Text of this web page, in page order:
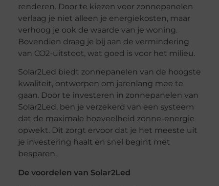
renderen. Door te kiezen voor zonnepanelen
verlaag je niet alleen je energiekosten, maar
verhoog je ook de waarde van je woning.
Bovendien draag je bij aan de vermindering
van CO2-uitstoot, wat goed is voor het milieu.
Solar2Led biedt zonnepanelen van de hoogste
kwaliteit, ontworpen om jarenlang mee te
gaan. Door te investeren in zonnepanelen van
Solar2Led, ben je verzekerd van een systeem
dat de maximale hoeveelheid zonne-energie
opwekt. Dit zorgt ervoor dat je het meeste uit
je investering haalt en snel begint met
besparen.
De voordelen van Solar2Led